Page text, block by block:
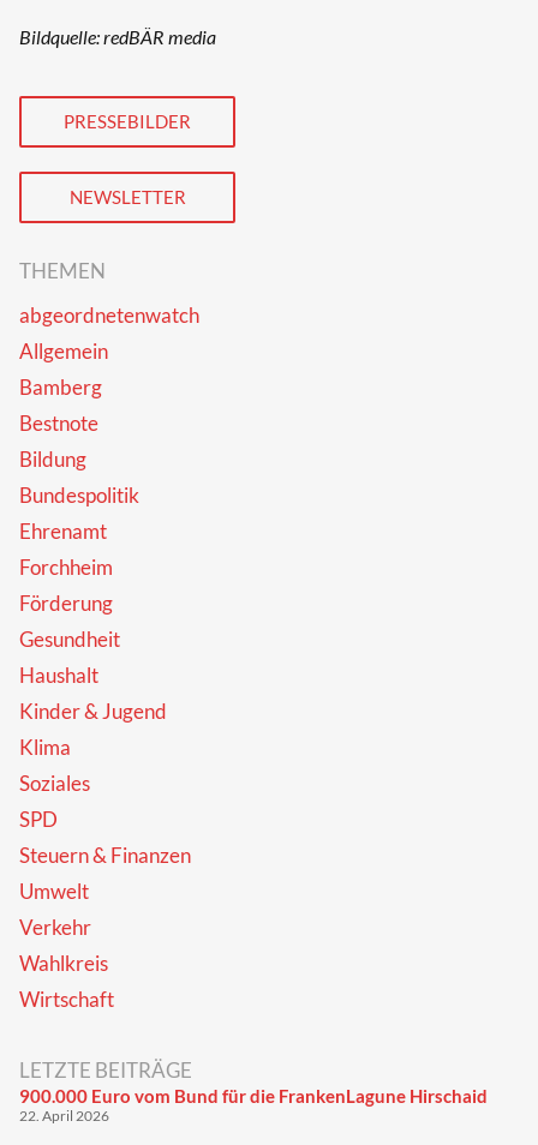
Bildquelle: redBÄR media
PRESSEBILDER
NEWSLETTER
THEMEN
abgeordnetenwatch
Allgemein
Bamberg
Bestnote
Bildung
Bundespolitik
Ehrenamt
Forchheim
Förderung
Gesundheit
Haushalt
Kinder & Jugend
Klima
Soziales
SPD
Steuern & Finanzen
Umwelt
Verkehr
Wahlkreis
Wirtschaft
LETZTE BEITRÄGE
900.000 Euro vom Bund für die FrankenLagune Hirschaid
22. April 2026